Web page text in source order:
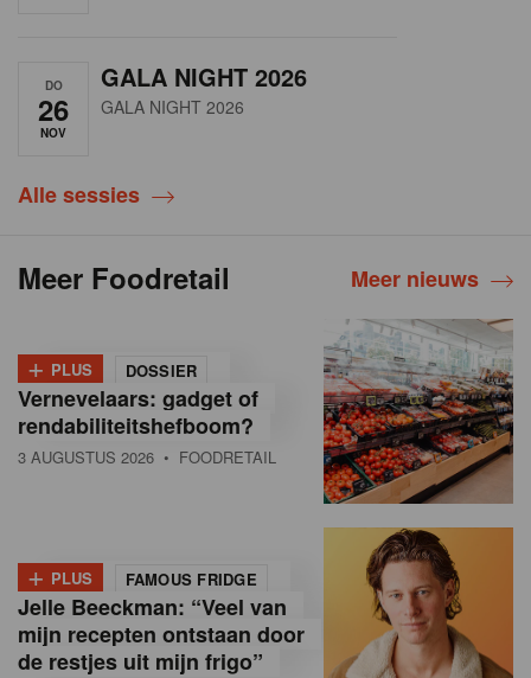
DO
26
NOV
GALA NIGHT 2026
GALA NIGHT 2026
Alle sessies
Meer Foodretail Meer nieuws
+ PLUS DOSSIER
Vernevelaars: gadget of
rendabiliteitshefboom?
3 AUGUSTUS 2026 • FOODRETAIL
+ PLUS FAMOUS FRIDGE
Jelle Beeckman: “Veel van
mijn recepten ontstaan door
de restjes uit mijn frigo”